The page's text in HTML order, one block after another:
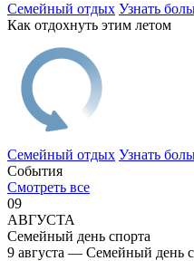
Семейный отдых Узнать
Как отдохнуть этим летом
Семейный отдых Узнать
События
Смотреть все
09
АВГУСТА
Семейный день спорта
9 августа — Семейный день